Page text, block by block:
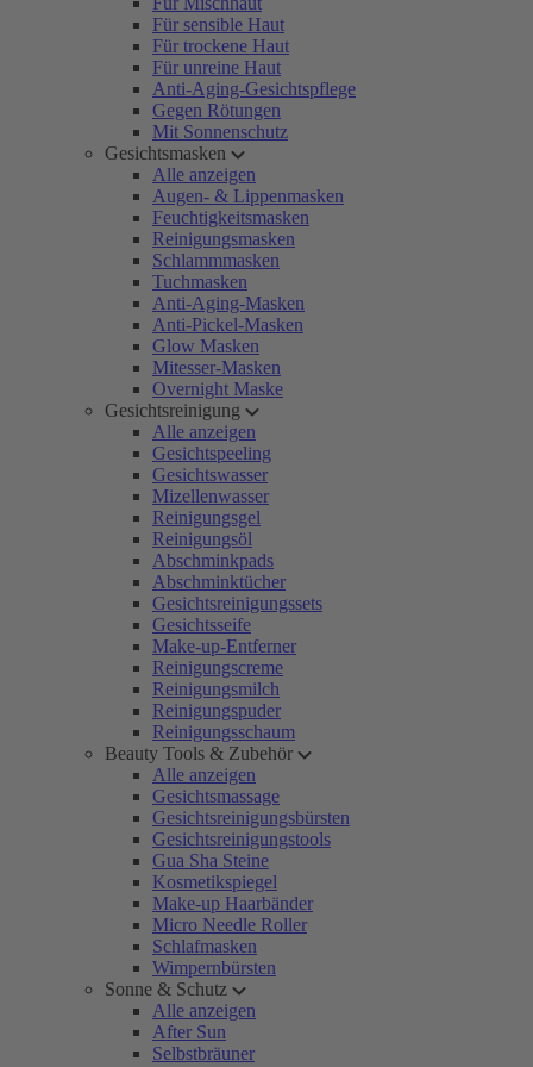
Für sensible Haut
Für trockene Haut
Für unreine Haut
Anti-Aging-Gesichtspflege
Gegen Rötungen
Mit Sonnenschutz
Gesichtsmasken
Alle anzeigen
Augen- & Lippenmasken
Feuchtigkeitsmasken
Reinigungsmasken
Schlammmasken
Tuchmasken
Anti-Aging-Masken
Anti-Pickel-Masken
Glow Masken
Mitesser-Masken
Overnight Maske
Gesichtsreinigung
Alle anzeigen
Gesichtspeeling
Gesichtswasser
Mizellenwasser
Reinigungsgel
Reinigungsöl
Abschminkpads
Abschminktücher
Gesichtsreinigungssets
Gesichtsseife
Make-up-Entferner
Reinigungscreme
Reinigungsmilch
Reinigungspuder
Reinigungsschaum
Beauty Tools & Zubehör
Alle anzeigen
Gesichtsmassage
Gesichtsreinigungsbürsten
Gesichtsreinigungstools
Gua Sha Steine
Kosmetikspiegel
Make-up Haarbänder
Micro Needle Roller
Schlafmasken
Wimpernbürsten
Sonne & Schutz
Alle anzeigen
After Sun
Selbstbräuner